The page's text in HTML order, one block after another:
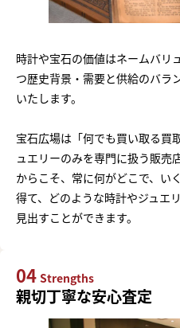
時計や宝石の価値はネームバリ
つ歴史背景・需要と供給のバラ
いたします。
宝石広場は「何でも買い取る買
ュエリーのみを専門に扱う販売
からこそ、常に何がどこで、い
得て、どのような時計やジュエ
見出すことができます。
04 Strengths
親切丁寧な安心査定